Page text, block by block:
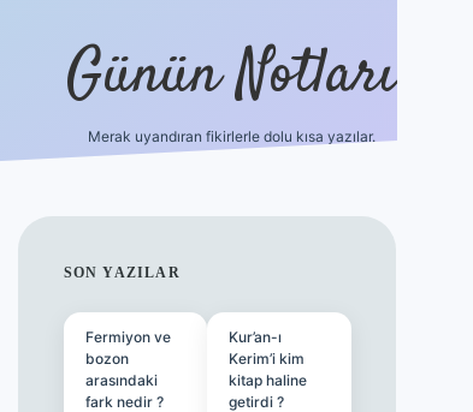
Günün Notları
Merak uyandıran fikirlerle dolu kısa yazılar.
SIDEBAR
SON YAZILAR
Fermiyon ve
bozon
arasındaki
fark nedir ?
Kur’an-ı
Kerim’i kim
kitap haline
getirdi ?